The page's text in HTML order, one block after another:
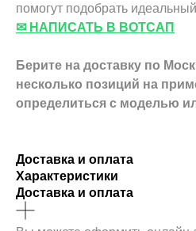
помогут подобрать
✉ НАПИСАТЬ В ВОТСАП
Берите на доставку по
несколько позиций на
определиться с моделью
Доставка и оплата
Характеристики
Доставка и оплата